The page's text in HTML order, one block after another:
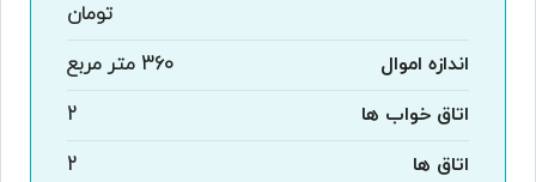
تومان
اندازه اموال
360 متر مربع
اتاق خواب ها
2
اتاق ها
2